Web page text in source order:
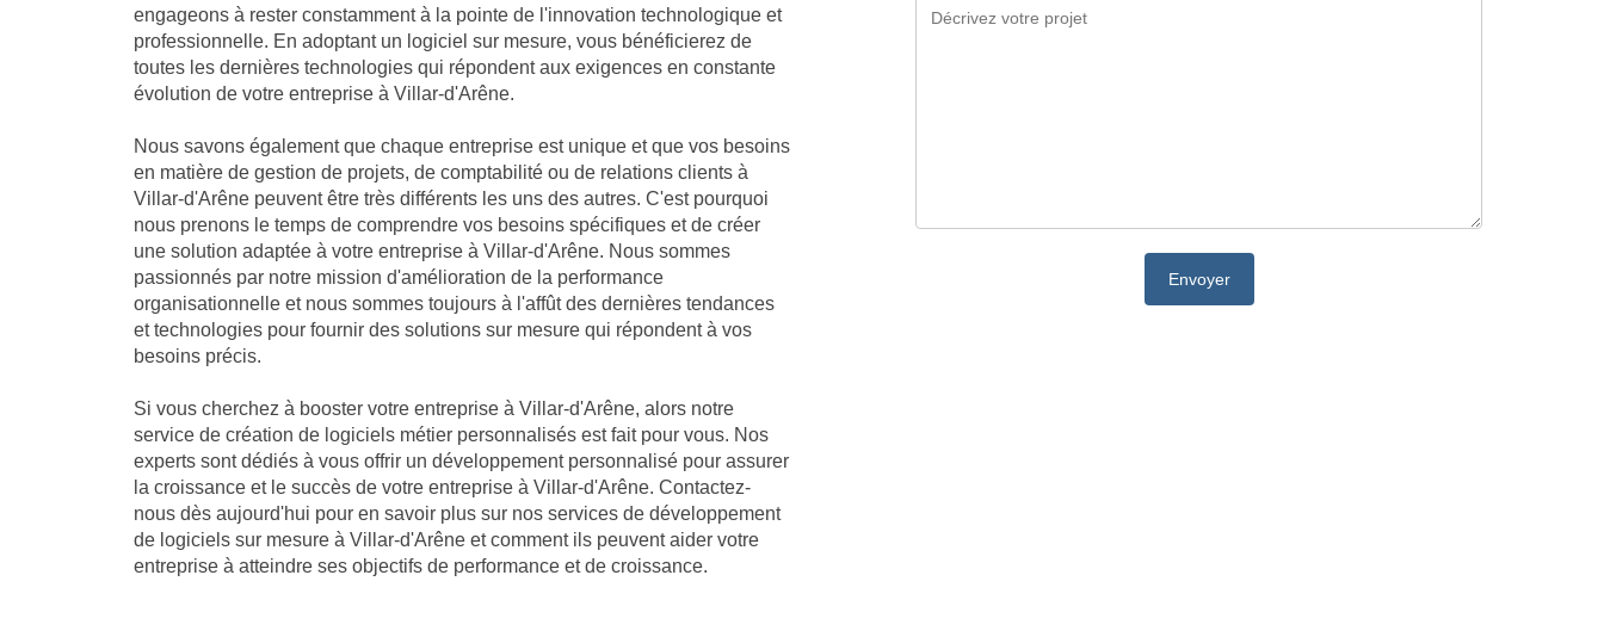
engageons à rester constamment à la pointe de l'innovation technologique et
professionnelle. En adoptant un logiciel sur mesure, vous bénéficierez de
toutes les dernières technologies qui répondent aux exigences en constante
évolution de votre entreprise à Villar-d'Arêne.
Nous savons également que chaque entreprise est unique et que vos besoins
en matière de gestion de projets, de comptabilité ou de relations clients à
Villar-d'Arêne peuvent être très différents les uns des autres. C'est pourquoi
nous prenons le temps de comprendre vos besoins spécifiques et de créer
une solution adaptée à votre entreprise à Villar-d'Arêne. Nous sommes
passionnés par notre mission d'amélioration de la performance
organisationnelle et nous sommes toujours à l'affût des dernières tendances
et technologies pour fournir des solutions sur mesure qui répondent à vos
besoins précis.
Si vous cherchez à booster votre entreprise à Villar-d'Arêne, alors notre
service de création de logiciels métier personnalisés est fait pour vous. Nos
experts sont dédiés à vous offrir un développement personnalisé pour assurer
la croissance et le succès de votre entreprise à Villar-d'Arêne. Contactez-
nous dès aujourd'hui pour en savoir plus sur nos services de développement
de logiciels sur mesure à Villar-d'Arêne et comment ils peuvent aider votre
entreprise à atteindre ses objectifs de performance et de croissance.